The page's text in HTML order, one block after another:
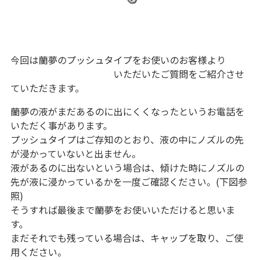
今回は蘭夢のプッシュタイプをお使いのお客様より
いただいたご質問をご紹介させ
ていただきます。
蘭夢の液がまだあるのに出にくくなったというお電話を
いただく事があります。
プッシュタイプはご存知のとおり、液の中にノズルの先
が浸かっていないと出ません。
液があるのに出ないという場合は、傾けた時にノズルの
先が液に浸かっているかを一度ご確認ください。(下図参
照)
そうすれば最後まで蘭夢をお使いいただけると思いま
す。
まだそれでも残っている場合は、キャップを取り、ご使
用ください。